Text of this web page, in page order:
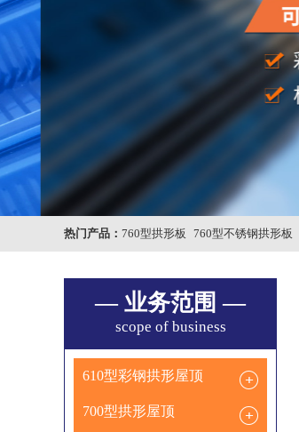
热门产品： 760型拱形板 760型不锈钢拱形板
— 业务范围 —
scope of business
610型彩钢拱形屋顶
700型拱形屋顶